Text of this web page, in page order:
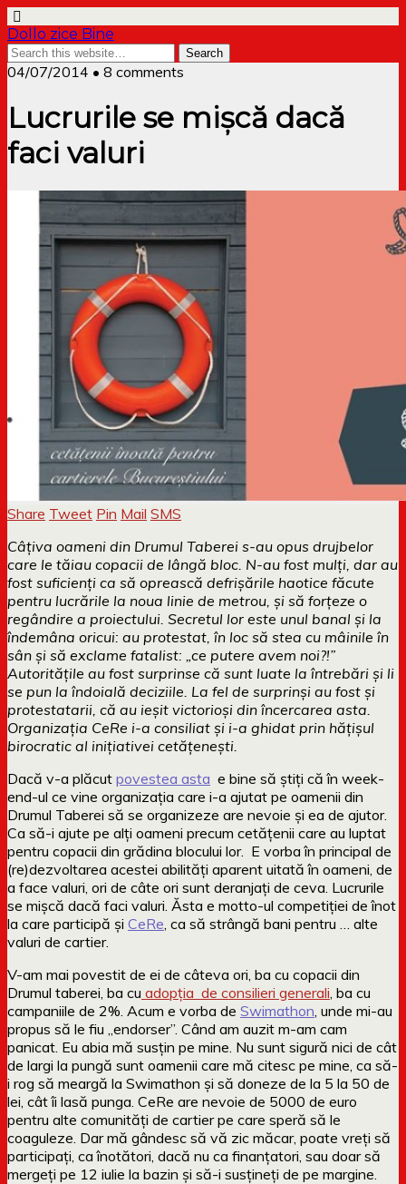
Dollo zice Bine
04/07/2014 • 8 comments
Lucrurile se mișcă dacă
faci valuri
Share Tweet Pin Mail SMS
Câțiva oameni din Drumul Taberei s-au opus drujbelor
care le tăiau copacii de lângă bloc. N-au fost mulți, dar au
fost suficienți ca să oprească defrișările haotice făcute
pentru lucrările la noua linie de metrou, și să forțeze o
regândire a proiectului. Secretul lor este unul banal și la
îndemâna oricui: au protestat, în loc să stea cu mâinile în
sân și să exclame fatalist: „ce putere avem noi?!”
Autoritățile au fost surprinse că sunt luate la întrebări și li
se pun la îndoială deciziile. La fel de surprinși au fost și
protestatarii, că au ieșit victorioși din încercarea asta.
Organizația CeRe i-a consiliat și i-a ghidat prin hățișul
birocratic al inițiativei cetățenești.
Dacă v-a plăcut povestea asta e bine să știți că în week-
end-ul ce vine organizația care i-a ajutat pe oamenii din
Drumul Taberei să se organizeze are nevoie și ea de ajutor.
Ca să-i ajute pe alți oameni precum cetățenii care au luptat
pentru copacii din grădina blocului lor. E vorba în principal de
(re)dezvoltarea acestei abilități aparent uitată în oameni, de
a face valuri, ori de câte ori sunt deranjați de ceva. Lucrurile
se mișcă dacă faci valuri. Ăsta e motto-ul competiției de înot
la care participă și CeRe , ca să strângă bani pentru … alte
valuri de cartier.
V-am mai povestit de ei de câteva ori, ba cu copacii din
Drumul taberei, ba cu adopția de consilieri generali , ba cu
campaniile de 2%. Acum e vorba de Swimathon , unde mi-au
propus să le fiu „endorser”. Când am auzit m-am cam
panicat. Eu abia mă susțin pe mine. Nu sunt sigură nici de cât
de largi la pungă sunt oamenii care mă citesc pe mine, ca să-
i rog să meargă la Swimathon și să doneze de la 5 la 50 de
lei, cât îi lasă punga. CeRe are nevoie de 5000 de euro
pentru alte comunități de cartier pe care speră să le
coaguleze. Dar mă gândesc să vă zic măcar, poate vreți să
participați, ca înotători, dacă nu ca finanțatori, sau doar să
mergeți pe 12 iulie la bazin și să-i susțineți de pe margine.